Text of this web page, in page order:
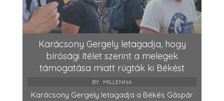
Karácsony Gergely letagadja, hogy
bírósági ítélet szerint a melegek
támogatása miatt rúgták ki Békést
BY: MILLENNA
Karácsony Gergely letagadja a Békés Gáspár